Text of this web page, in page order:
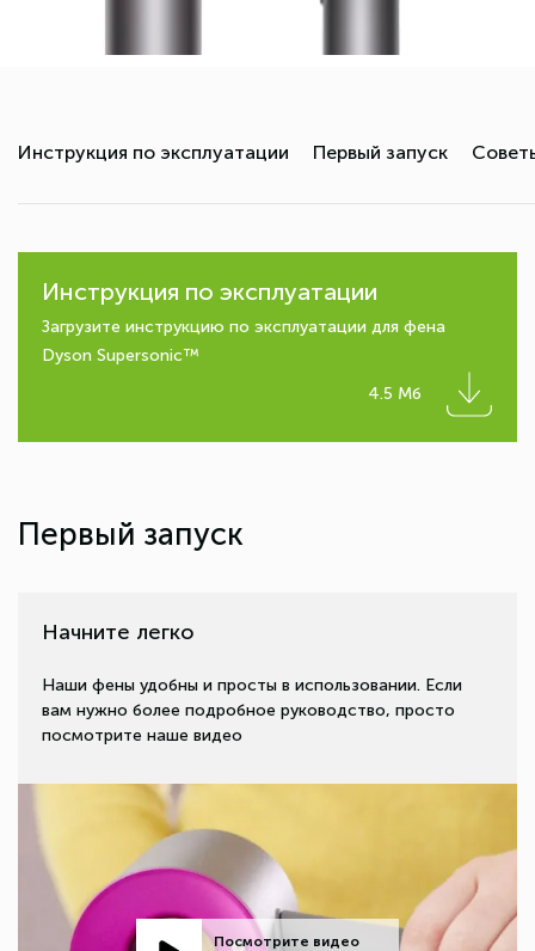
Инструкция по эксплуатации Первый запуск
Инструкция по эксплуатации
Загрузите инструкцию по эксплуатации для фена
Dyson Supersonic™
4.5 Мб
Первый запуск
Начните легко
Наши фены удобны и просты в использовании. Если
вам нужно более подробное руководство, просто
посмотрите наше видео
Посмотрите видео